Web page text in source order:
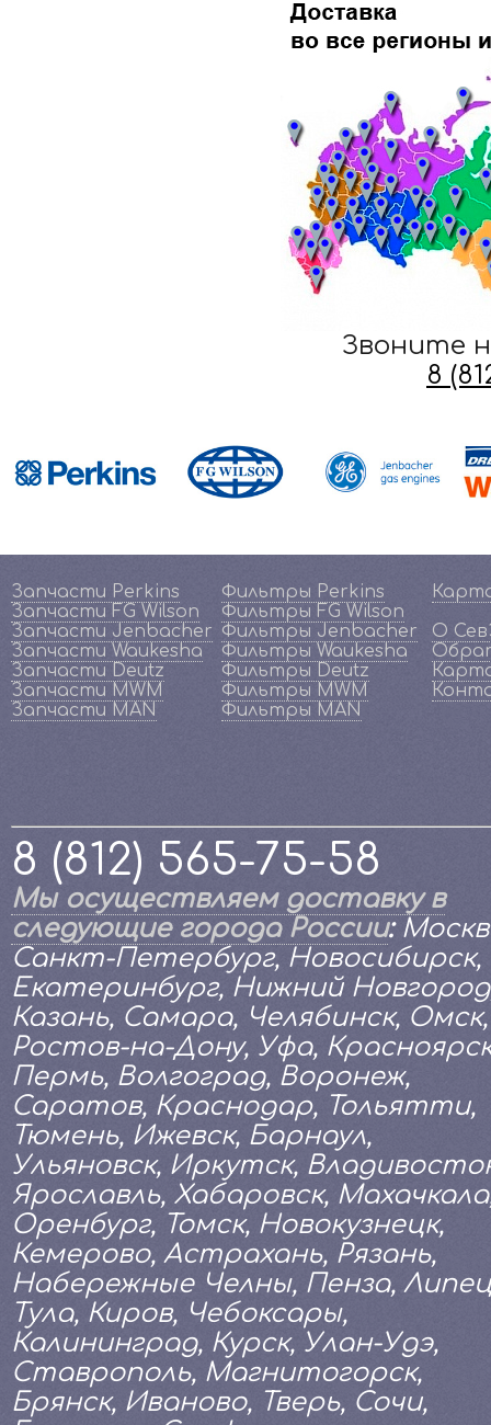
Звоните
8
Запчасти Perkins
Запчасти FG Wilson
Запчасти Jenbacher
Запчасти Waukesha
Запчасти Deutz
Запчасти MWM
Запчасти MAN
Фильтры Perkins
Фильтры FG Wilson
Фильтры Jenbacher
Фильтры Waukesha
Фильтры Deutz
Фильтры MWM
Фильтры MAN
О
8 (812) 565-75-58
Мы осуществляем доставку в
следующие города России:
Санкт-Петербург, Новосибирск,
Екатеринбург, Нижний
Казань, Самара, Челябинск, Омск,
Ростов-на-Дону, Уфа,
Пермь, Волгоград, Воронеж,
Саратов, Краснодар, Тольятти,
Тюмень, Ижевск, Барнаул,
Ульяновск, Иркутск,
Ярославль, Хабаровск,
Оренбург, Томск, Новокузнецк,
Кемерово, Астрахань, Рязань,
Набережные Челны, Пенза,
Тула, Киров, Чебоксары,
Калининград, Курск, Улан-Удэ,
Ставрополь, Магнитогорск,
Брянск, Иваново, Тверь, Сочи,